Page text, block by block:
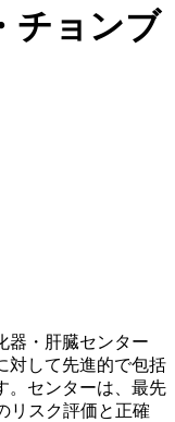
チョンブ
器・肝臓センター
対して先進的で包括
。センターは、最先
リスク評価と正確